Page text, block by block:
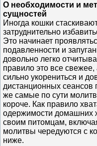
О необходимости и
сущностей
Иногда кошки
затруднительно
Это начинает
подавленности и
довольно легко
правило это все
сильно укорениться и
дистанционных
же самые по сути
короче. Как правило
одержимости домашних
своим питомцам,
молитвы чередуются с
ниже.